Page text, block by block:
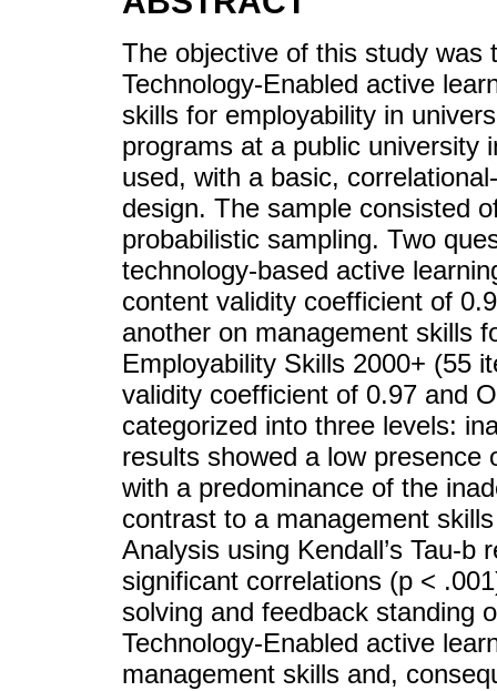
The objective of this study was
Technology-Enabled active
skills for employability in
programs at a public university
used, with a basic,
design. The sample consisted
probabilistic sampling. Two
technology-based active
content validity coefficient of
another on management skills
Employability Skills 2000+ (55
validity coefficient of 0.97 and
categorized into three levels:
results showed a low presence
with a predominance of the
contrast to a management
Analysis using Kendall’s Tau-
significant correlations (p <
solving and feedback standing
Technology-Enabled active
management skills and,